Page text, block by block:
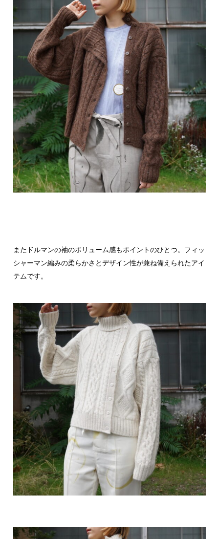
またドルマンの袖のボリューム感もポイントのひとつ。フィッ
シャーマン編みの柔らかさとデザイン性が兼ね備えられたアイ
テムです。